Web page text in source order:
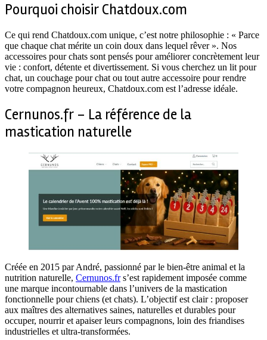
Pourquoi choisir Chatdoux.com
Ce qui rend Chatdoux.com unique, c’est notre philosophie : « Parce
que chaque chat mérite un coin doux dans lequel rêver ». Nos
accessoires pour chats sont pensés pour améliorer concrètement leur
vie : confort, détente et divertissement. Si vous cherchez un lit pour
chat, un couchage pour chat ou tout autre accessoire pour rendre
votre compagnon heureux, Chatdoux.com est l’adresse idéale.
Cernunos.fr – La référence de la
mastication naturelle
Créée en 2015 par André, passionné par le bien-être animal et la
nutrition naturelle, Cernunos.frs’est rapidement imposée comme
une marque incontournable dans l’univers de la mastication
fonctionnelle pour chiens (et chats). L’objectif est clair : proposer
aux maîtres des alternatives saines, naturelles et durables pour
occuper, nourrir et apaiser leurs compagnons, loin des friandises
industrielles et ultra-transformées.